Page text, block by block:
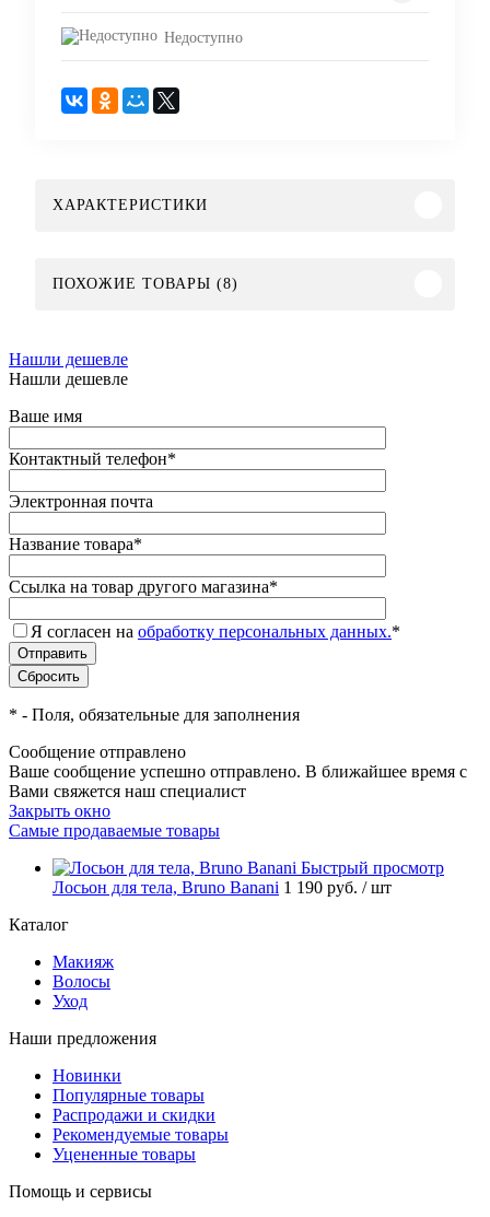
Недоступно
ХАРАКТЕРИСТИКИ
ПОХОЖИЕ ТОВАРЫ (8)
Нашли дешевле
Нашли дешевле
Ваше имя
Контактный телефон*
Электронная почта
Название товара*
Ссылка на товар другого магазина*
Я согласен на обработку персональных данных.*
* - Поля, обязательные для заполнения
Сообщение отправлено
Ваше сообщение успешно отправлено. В ближайшее время с
Вами свяжется наш специалист
Закрыть окно
Самые продаваемые товары
Быстрый просмотр
Лосьон для тела, Bruno Banani 1 190 руб. / шт
Каталог
Макияж
Волосы
Уход
Наши предложения
Новинки
Популярные товары
Распродажи и скидки
Рекомендуемые товары
Уцененные товары
Помощь и сервисы